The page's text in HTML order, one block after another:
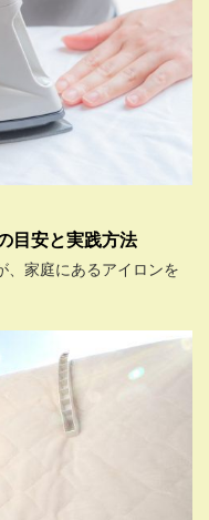
目安と実践方法
、家庭にあるアイロンを